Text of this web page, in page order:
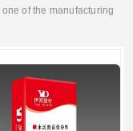
of the manufacturing